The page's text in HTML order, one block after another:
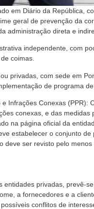
em Diário da República,
geral de prevenção da
administração direta e
independente, com
coimas.
privadas, com sede em
de programa
Infrações Conexas
conexas, e das
na página oficial da
estabelecer o conjunto
deve ser revisto pelo
privadas, prevê-
a fornecedores e a
conflitos de